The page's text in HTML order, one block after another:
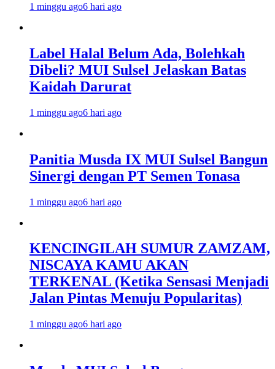
1 minggu ago6 hari ago
Label Halal Belum Ada, Bolehkah
Dibeli? MUI Sulsel Jelaskan Batas
Kaidah Darurat
1 minggu ago6 hari ago
Panitia Musda IX MUI Sulsel Bangun
Sinergi dengan PT Semen Tonasa
1 minggu ago6 hari ago
KENCINGILAH SUMUR ZAMZAM,
NISCAYA KAMU AKAN
TERKENAL (Ketika Sensasi Menjadi
Jalan Pintas Menuju Popularitas)
1 minggu ago6 hari ago